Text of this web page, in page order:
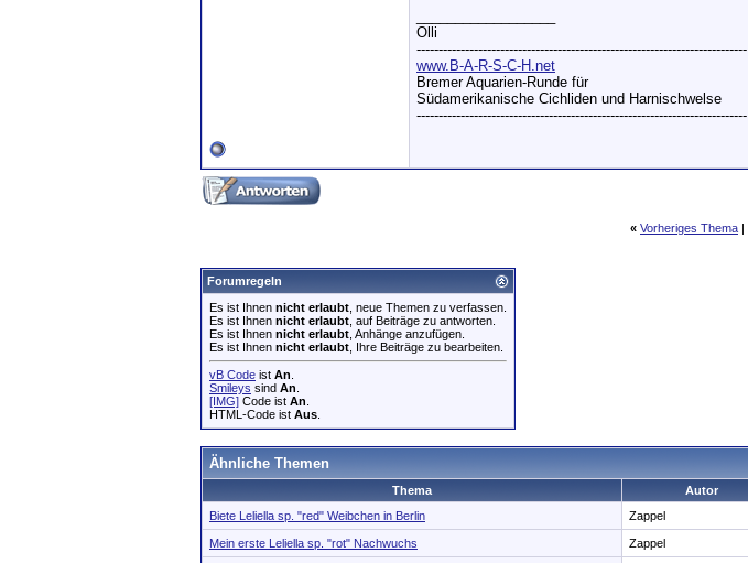
Olli
---------------------------------------------------------------------------
www.B-A-R-S-C-H.net
Bremer Aquarien-Runde für
Südamerikanische Cichliden und Harnischwelse
---------------------------------------------------------------------------
« Vorheriges Thema |
Forumregeln
Es ist Ihnen nicht erlaubt , neue Themen zu verfassen.
Es ist Ihnen nicht erlaubt , auf Beiträge zu antworten.
Es ist Ihnen nicht erlaubt , Anhänge anzufügen.
Es ist Ihnen nicht erlaubt , Ihre Beiträge zu bearbeiten.
vB Code ist An
Smileys sind An
[IMG] Code ist An
HTML-Code ist Aus
Ähnliche Themen
Thema Autor
Biete Leliella sp. "red" Weibchen in Berlin
Zappel
Mein erste Leliella sp. "rot" Nachwuchs Zappel